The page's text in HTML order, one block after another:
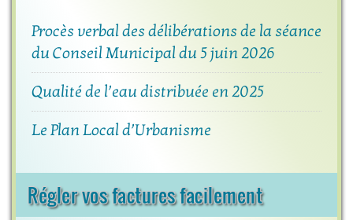
Procès verbal des délibérations de la séance
du Conseil Municipal du 5 juin 2026
Qualité de l’eau distribuée en 2025
Le Plan Local d’Urbanisme
Régler vos factures facilement